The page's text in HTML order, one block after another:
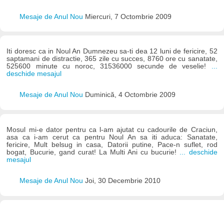
Mesaje de Anul Nou Miercuri, 7 Octombrie 2009
Iti doresc ca in Noul An Dumnezeu sa-ti dea 12 luni de fericire, 52
saptamani de distractie, 365 zile cu succes, 8760 ore cu sanatate,
525600 minute cu noroc, 31536000 secunde de veselie! ...
deschide mesajul
Mesaje de Anul Nou Duminică, 4 Octombrie 2009
Mosul mi-e dator pentru ca l-am ajutat cu cadourile de Craciun,
asa ca i-am cerut ca pentru Noul An sa iti aduca: Sanatate,
fericire, Mult belsug in casa, Datorii putine, Pace-n suflet, rod
bogat, Bucurie, gand curat! La Multi Ani cu bucurie!
... deschide
mesajul
Mesaje de Anul Nou Joi, 30 Decembrie 2010